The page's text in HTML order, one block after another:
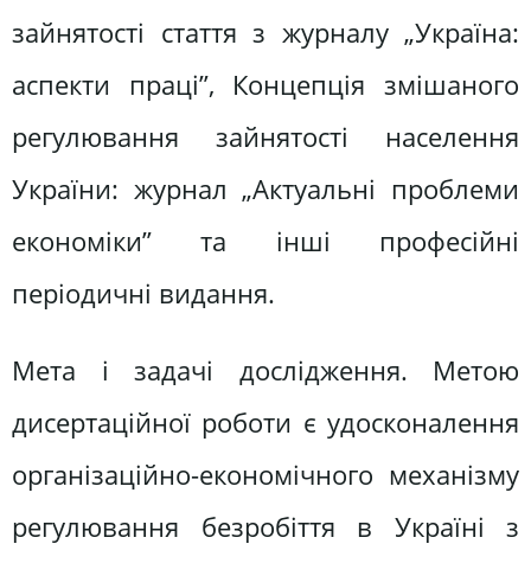
зайнятості стаття з журналу „Україна:
аспекти праці”, Концепція змішаного
регулювання зайнятості населення
України: журнал „Актуальні проблеми
економіки” та інші професійні
періодичні видання.
Мета і задачі дослідження. Метою
дисертаційної роботи є удосконалення
організаційно-економічного механізму
регулювання безробіття в Україні з